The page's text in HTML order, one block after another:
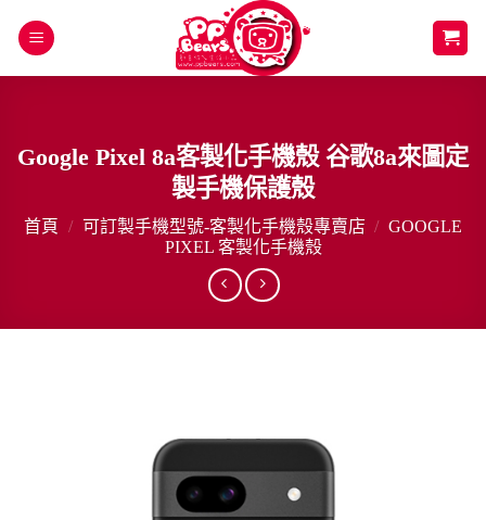
Google Pixel 8a客製化手機殼 谷歌8a來圖定
製手機保護殼
首頁 / 可訂製手機型號-客製化手機殼專賣店 / GOOGLE
PIXEL 客製化手機殼